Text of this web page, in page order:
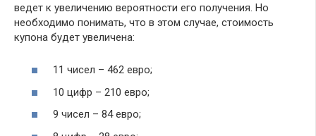
ведет к увеличению вероятности его получения. Но
необходимо понимать, что в этом случае, стоимость
купона будет увеличена:
11 чисел – 462 евро;
10 цифр – 210 евро;
9 чисел – 84 евро;